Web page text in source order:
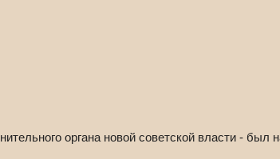
органа новой советской власти - был